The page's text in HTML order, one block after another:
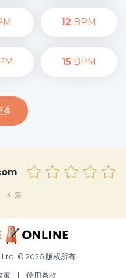
12 BPM
15BPM
多
31 票
© 2026 版权所有.
策 | 使用条款